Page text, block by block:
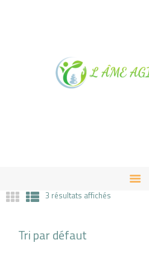
NOTRE MAGASIN À
ALBUSSAC
3 résultats affichés